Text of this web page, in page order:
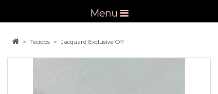
Menu
Tecidos Jacquard Exclusive Off